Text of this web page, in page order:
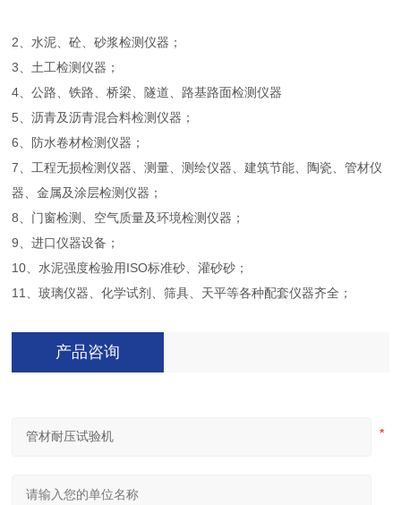
2、水泥、砼、砂浆检测仪器；
3、土工检测仪器；
4、公路、铁路、桥梁、隧道、路基路面检测仪器
5、沥青及沥青混合料检测仪器；
6、防水卷材检测仪器；
7、工程无损检测仪器、测量、测绘仪器、建筑节能、陶瓷、管材仪
器、金属及涂层检测仪器；
8、门窗检测、空气质量及环境检测仪器；
9、进口仪器设备；
10、水泥强度检验用ISO标准砂、灌砂砂；
11、玻璃仪器、化学试剂、筛具、天平等各种配套仪器齐全；
产品咨询